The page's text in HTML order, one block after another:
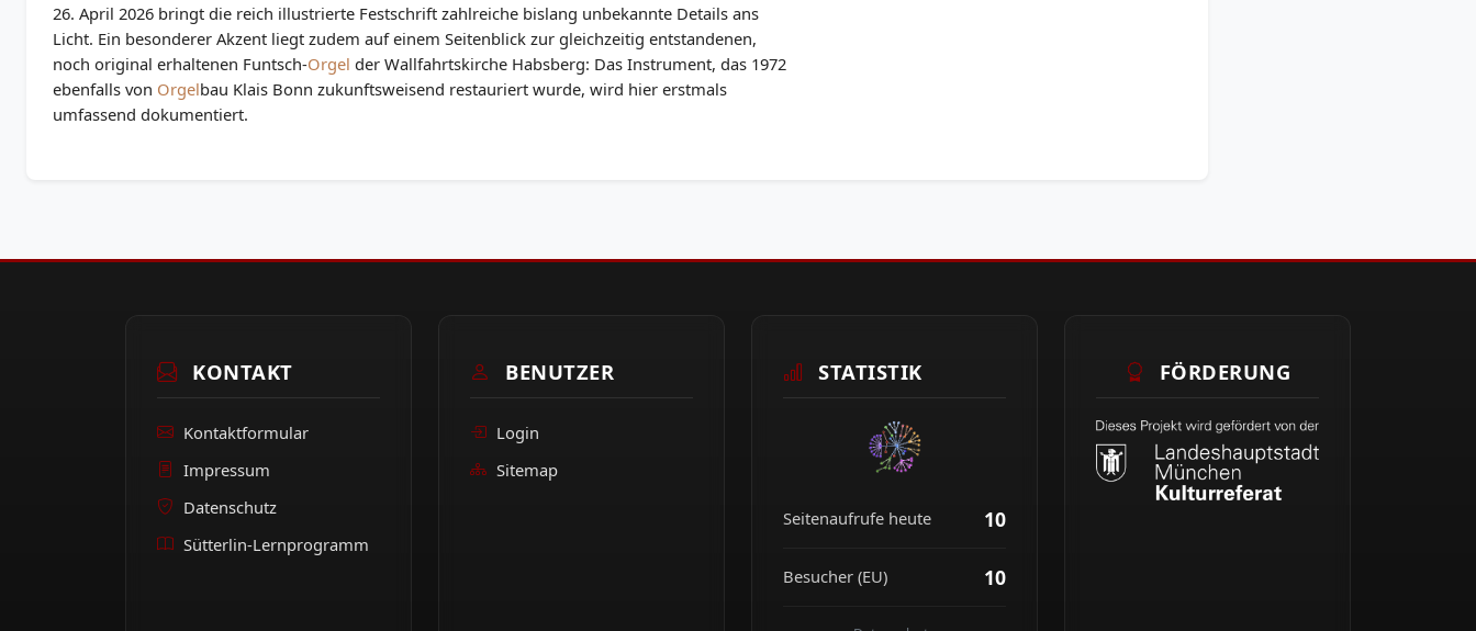
26. April 2026 bringt die reich illustrierte Festschrift zahlreiche bislang unbekannte Details ans
Licht. Ein besonderer Akzent liegt zudem auf einem Seitenblick zur gleichzeitig entstandenen,
noch original erhaltenen Funtsch-Orgel der Wallfahrtskirche Habsberg: Das Instrument, das 1972
ebenfalls von Orgelbau Klais Bonn zukunftsweisend restauriert wurde, wird hier erstmals
umfassend dokumentiert.
KONTAKT
Kontaktformular
Impressum
Datenschutz
Sütterlin-Lernprogramm
BENUTZER
Login
Sitemap
STATISTIK
Seitenaufrufe heute 10
Besucher (EU) 10
FÖRDERUNG